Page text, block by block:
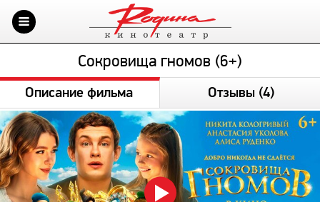
Сокровища гномов (6+)
Описание фильма Отзывы (4)